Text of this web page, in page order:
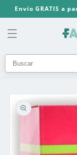
directamente
al contenido
Envío GRATIS a
directamente
a la
información